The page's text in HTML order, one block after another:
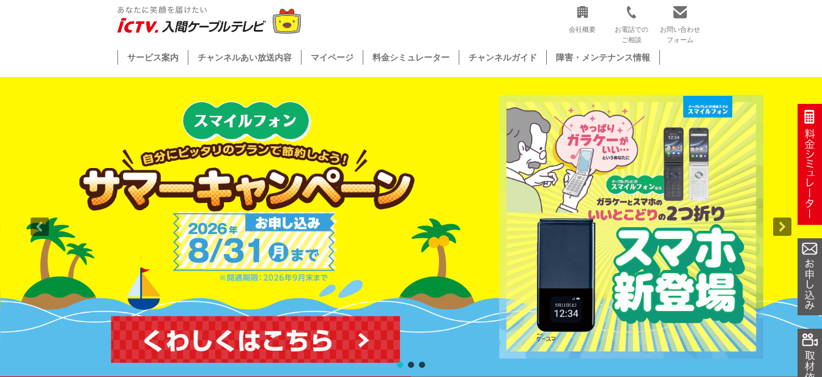
会社概要
お電話での
ご相談
お問い合わせ
フォーム
サービス案内 チャンネルあい放送内容 マイページ 料金シミュレーター チャンネルガイド 障害・メンテナンス情報